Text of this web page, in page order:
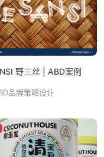
野三丝 | ABD案例
品牌策略设计